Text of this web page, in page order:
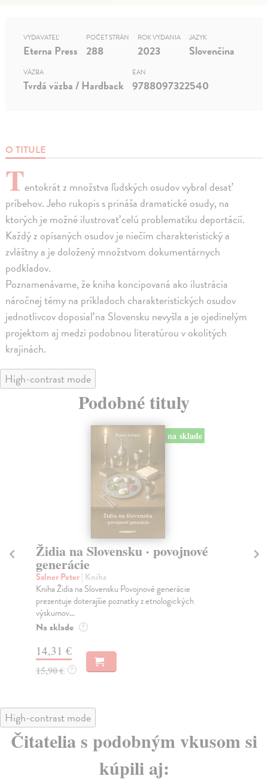
O TITULE
Tentokrát z množstva ľudských osudov vybral desať
príbehov. Jeho rukopis s prináša dramatické osudy, na
ktorých je možné ilustrovať celú problematiku deportácií.
Každý z opísaných osudov je niečím charakteristický a
zvláštny a je doložený množstvom dokumentárnych
podkladov.
Poznamenávame, že kniha koncipovaná ako ilustrácia
náročnej témy na príkladoch charakteristických osudov
jednotlivcov doposiaľ na Slovensku nevyšla a je ojedinelým
projektom aj medzi podobnou literatúrou v okolitých
krajinách.
VYDAVATEĽ
Eterna Press
POČET STRÁN
288
ROK VYDANIA
2023
JAZYK
Slovenčina
VÄZBA
Tvrdá väzba / Hardback
EAN
9788097322540
High-contrast mode
Podobné tituly
na sklade
Židia na Slovensku · povojnové
generácie
Salner Peter| Kniha
Kniha Židia na Slovensku Povojnové generácie
prezentuje doterajšie poznatky z etnologických
výskumov...
Na sklade ?
14,31 €
15,90 € ?
High-contrast mode
Čitatelia s podobným vkusom si
kúpili aj: